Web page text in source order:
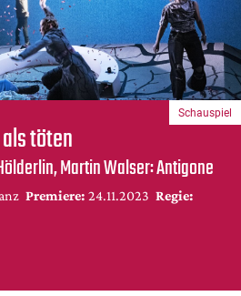
töten
Martin Walser: Antigone
Premiere: 24.11.2023 Regie:
Schauspiel